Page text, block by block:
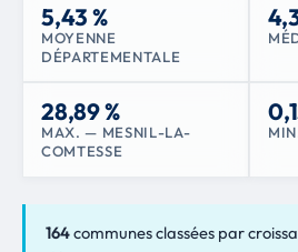
5,43 %
MOYENNE
DÉPARTEMENTALE
28,89 %
MAX. — MESNIL-LA-
COMTESSE
164communes classées par